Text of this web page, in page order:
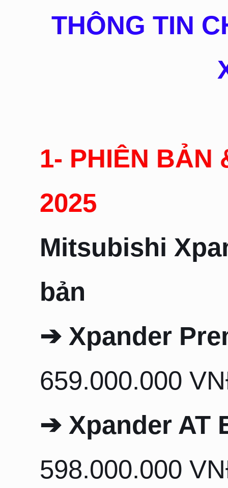
THÔNG TIN
1- PHIÊN BẢN
2025
Mitsubishi
bản
➔ Xpander
659.000.000
➔ Xpander AT
598.000.000